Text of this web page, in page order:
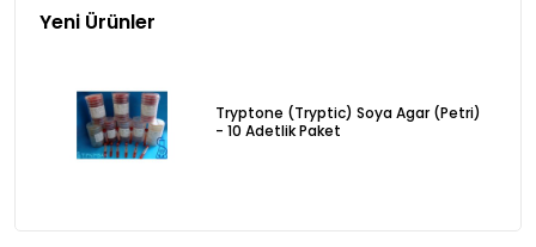
Yeni Ürünler
Tryptone (Tryptic) Soya Agar (Petri)
- 10 Adetlik Paket